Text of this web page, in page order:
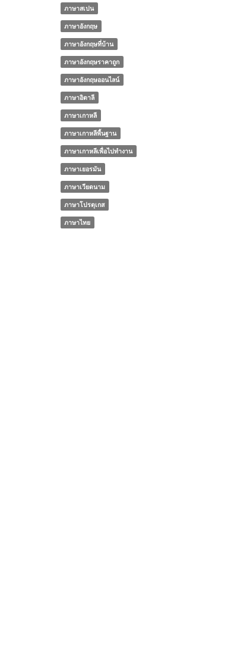
ภาษาสเปน
ภาษาอังกฤษ
ภาษาอังกฤษที่บ้าน
ภาษาอังกฤษราคาถูก
ภาษาอังกฤษออนไลน์
ภาษาอิตาลี
ภาษาเกาหลี
ภาษาเกาหลีพื้นฐาน
ภาษาเกาหลีเพื่อไปทำงาน
ภาษาเยอรมัน
ภาษาเวียดนาม
ภาษาโปรตุเกส
ภาษาไทย